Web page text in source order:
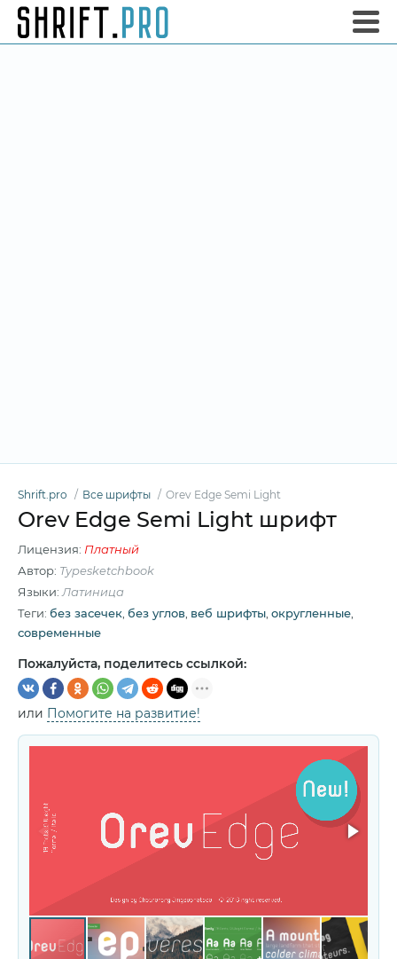
Shrift.pro Все шрифты Orev Edge Semi Light
Orev Edge Semi Light шрифт
Лицензия: Платный
Автор: Typesketchbook
Языки: Латиница
Теги: без засечек без углов веб шрифты округленные
современные
Пожалуйста, поделитесь ссылкой:
или Помогите на развитие!